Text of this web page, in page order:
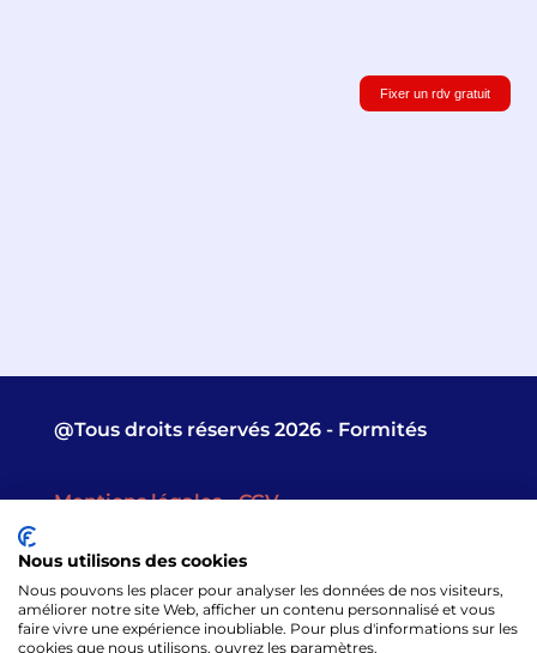
Fixer un rdv gratuit
@Tous droits réservés 2026 - Formités
Mentions légales-CGV
Nous utilisons des cookies
Nous pouvons les placer pour analyser les données de nos visiteurs,
améliorer notre site Web, afficher un contenu personnalisé et vous
faire vivre une expérience inoubliable. Pour plus d'informations sur les
cookies que nous utilisons, ouvrez les paramètres.